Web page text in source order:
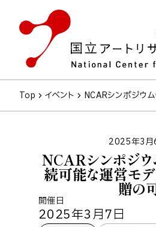
Top イベント NCARシンポジウ
2025年3月
NCARシンポジ
続可能な運営モデ
贈の
開催日
2025年3月7日